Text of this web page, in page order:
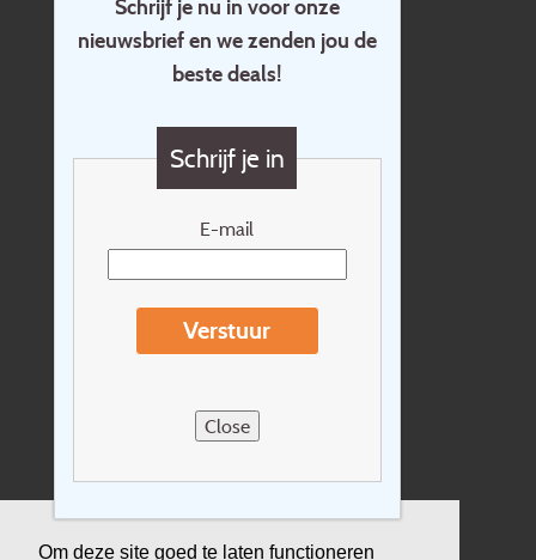
Om deze site goed te laten functioneren
Schrijf je nu in voor onze
nieuwsbrief en we zenden jou de
beste deals!
Schrijf je in
E-mail
Verstuur
Close
Home
Contact
Vragen?
Cadeaubon
Nieuwsbrief
Reisvoorwaarden
Sitemap
Verzekering